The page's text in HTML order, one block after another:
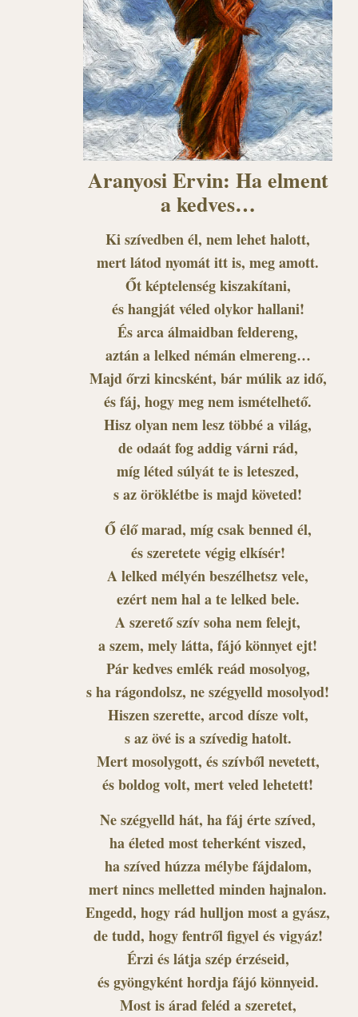
Aranyosi Ervin: Ha elment
a kedves…
Ki szívedben él, nem lehet halott,
mert látod nyomát itt is, meg amott.
Őt képtelenség kiszakítani,
és hangját véled olykor hallani!
És arca álmaidban feldereng,
aztán a lelked némán elmereng…
Majd őrzi kincsként, bár múlik az idő,
és fáj, hogy meg nem ismételhető.
Hisz olyan nem lesz többé a világ,
de odaát fog addig várni rád,
míg léted súlyát te is leteszed,
s az öröklétbe is majd követed!
Ő élő marad, míg csak benned él,
és szeretete végig elkísér!
A lelked mélyén beszélhetsz vele,
ezért nem hal a te lelked bele.
A szerető szív soha nem felejt,
a szem, mely látta, fájó könnyet ejt!
Pár kedves emlék reád mosolyog,
s ha rágondolsz, ne szégyelld mosolyod!
Hiszen szerette, arcod dísze volt,
s az övé is a szívedig hatolt.
Mert mosolygott, és szívből nevetett,
és boldog volt, mert veled lehetett!
Ne szégyelld hát, ha fáj érte szíved,
ha életed most teherként viszed,
ha szíved húzza mélybe fájdalom,
mert nincs melletted minden hajnalon.
Engedd, hogy rád hulljon most a gyász,
de tudd, hogy fentről figyel és vigyáz!
Érzi és látja szép érzéseid,
és gyöngyként hordja fájó könnyeid.
Most is árad feléd a szeretet,